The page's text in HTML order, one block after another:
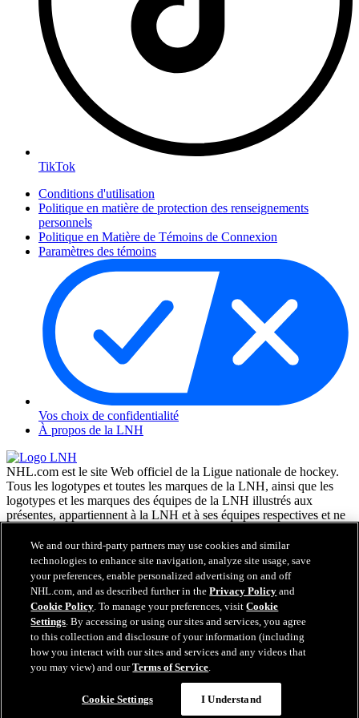
TikTok
Conditions d'utilisation
Politique en matière de protection des renseignements
personnels
Politique en Matière de Témoins de Connexion
Paramètres des témoins
Vos choix de confidentialité
À propos de la LNH
NHL.com est le site Web officiel de la Ligue nationale de hockey.
Tous les logotypes et toutes les marques de la LNH, ainsi que les
logotypes et les marques des équipes de la LNH illustrés aux
présentes, appartiennent à la LNH et à ses équipes respectives et ne
Enterprises, L.P. © LNH 2026. Tous droits réservés. Tous les
chandails d'équipe de la LNH personnalisés avec les noms des
joueurs de la LNH et leurs numéros sont officiellement sous license
de la LNH et de l'AJLNH. Le mot servant de marque Zamboni et la
configuration de la surfaceuse Zamboni sont des marques de
commerce déposées de Frank J. Zamboni & Co., Inc. © Frank J.
Zamboni & Co., Inc. 2026. Tous droits réservés. Toute autre marque
déposée ou tout droit d'auteur d'une tierce partie sont la propriété de
leurs auteurs respectifs. Tous droits réservés.
We and our third-party partners may use cookies and similar
technologies to enhance site navigation, analyze site usage, save
your preferences, enable personalized advertising on and off
NHL.com, and as described further in thePrivacy Policy and
Cookie Policy. To manage your preferences, visitCookie
Settings. By accessing or using our sites and services, you agree
to this collection and disclosure of your information (including
how you interact with our sites and services and any videos that
you may view) and ourTerms of Service.
Cookie Settings I Understand